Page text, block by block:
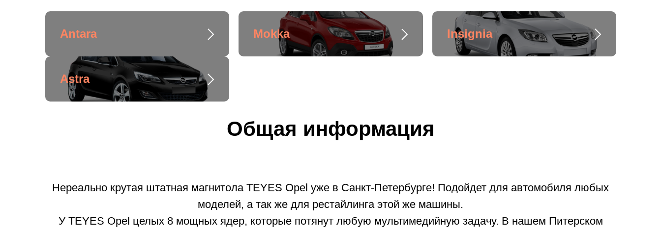
Antara Mokka Insignia
Astra
Общая информация
Нереально крутая штатная магнитола TEYES Opel уже в Санкт-Петербурге! Подойдет для автомобиля любых
моделей, а так же для рестайлинга этой же машины.
У TEYES Opel целых 8 мощных ядер, которые потянут любую мультимедийную задачу. В нашем Питерском